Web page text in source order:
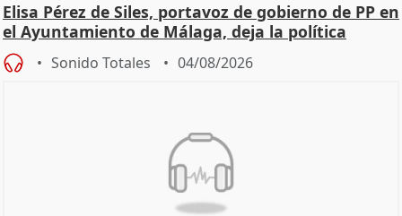
Elisa Pérez de Siles, portavoz de gobierno de PP en
el Ayuntamiento de Málaga, deja la política
Sonido Totales 04/08/2026